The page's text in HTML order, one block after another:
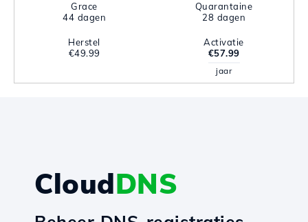
Grace
44 dagen
Quarantaine
28 dagen
Herstel
€49.99
Activatie
€57.99
jaar
CloudDNS